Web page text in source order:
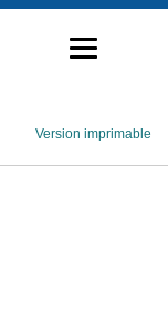
Version imprimable